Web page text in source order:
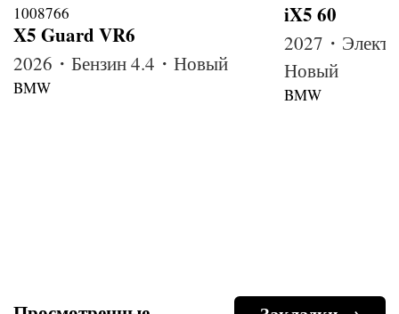
X5 Guard VR6
2026・Бензин 4.4・Новый
BMW
iX5 60
2027・
Новый
BMW